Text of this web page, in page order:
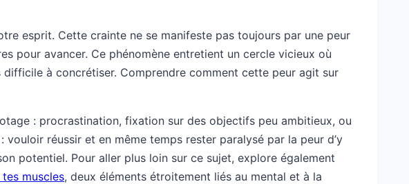
esprit. Cette crainte ne se manifeste pas toujours par une peur
pour avancer. Ce phénomène entretient un cercle vicieux où
difficile à concrétiser. Comprendre comment cette peur agit sur
: procrastination, fixation sur des objectifs peu ambitieux, ou
réussir et en même temps rester paralysé par la peur d’y
potentiel. Pour aller plus loin sur ce sujet, explore également
muscles, deux éléments étroitement liés au mental et à la